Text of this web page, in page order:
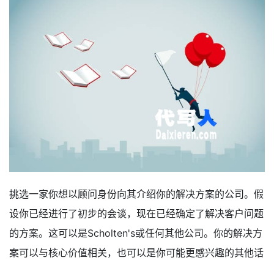
挑选一家你想以顾问身份向其介绍你的解决方案的公司。假
设你已经进行了初步的会谈，现在已经确定了解决客户问题
的方案。这可以是Scholten's或任何其他公司。你的解决方
案可以与核心价值相关，也可以是你可能更感兴趣的其他话